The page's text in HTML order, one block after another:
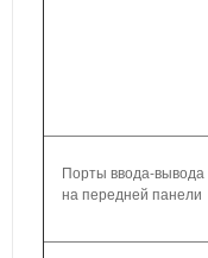
Порты ввода-вывода
на передней панели